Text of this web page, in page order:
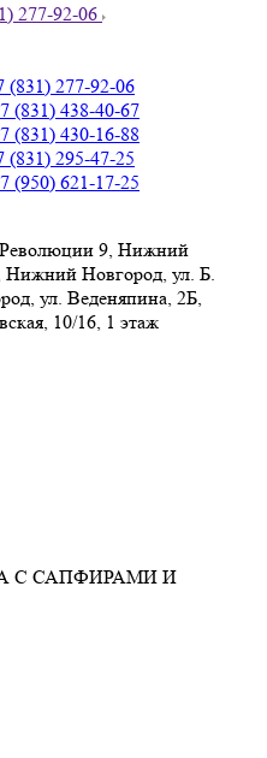
277-92-06
(831) 277-92-06
(831) 438-40-67
(831) 430-16-88
(831) 295-47-25
(950) 621-17-25
9, Нижний
Нижний Новгород, ул. Б.
ул. Веденяпина, 2Б,
10/16, 1 этаж
С САПФИРАМИ И